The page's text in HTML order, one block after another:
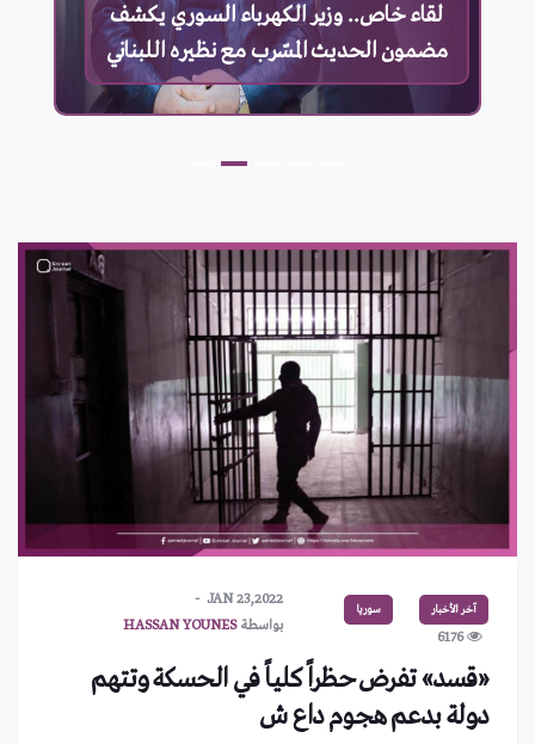
لقاء خاص.. وزير الكهرباء السوري يكشف
مضمون الحديث المسّرب مع نظيره اللبناني
آخر الأخبار سوريا
6176
JAN 23,2022
بواسطةHASSAN YOUNES
«قسد» تفرض حظراً كلياً في الحسكة وتتهم
دولة بدعم هجوم داع ش